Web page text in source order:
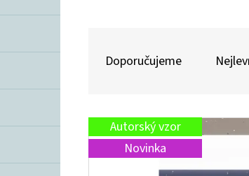
N
Í
Doporučujeme
V
Ý
Autorský vzor
Novinka